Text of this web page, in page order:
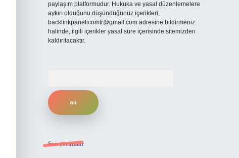
paylaşım platformudur. Hukuka ve yasal düzenlemelere
aykırı olduğunu düşündüğünüz içerikleri,
backlinkpanelicomtr@gmail.comadresine bildirmeniz
halinde, ilgili içerikler yasal süre içerisinde sitemizden
kaldırılacaktır.
Son yorumlar